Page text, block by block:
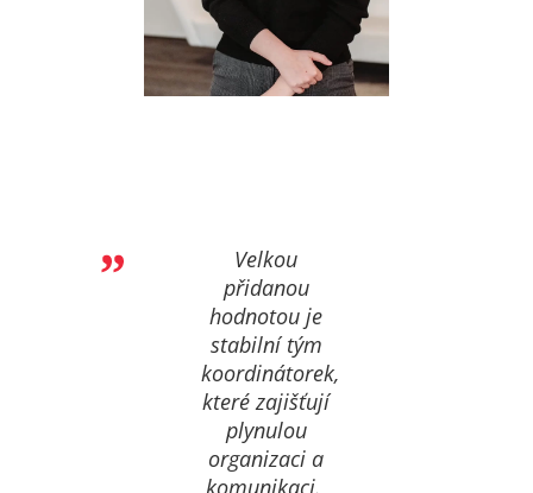
Velkou
přidanou
hodnotou je
stabilní tým
koordinátorek,
které zajišťují
plynulou
organizaci a